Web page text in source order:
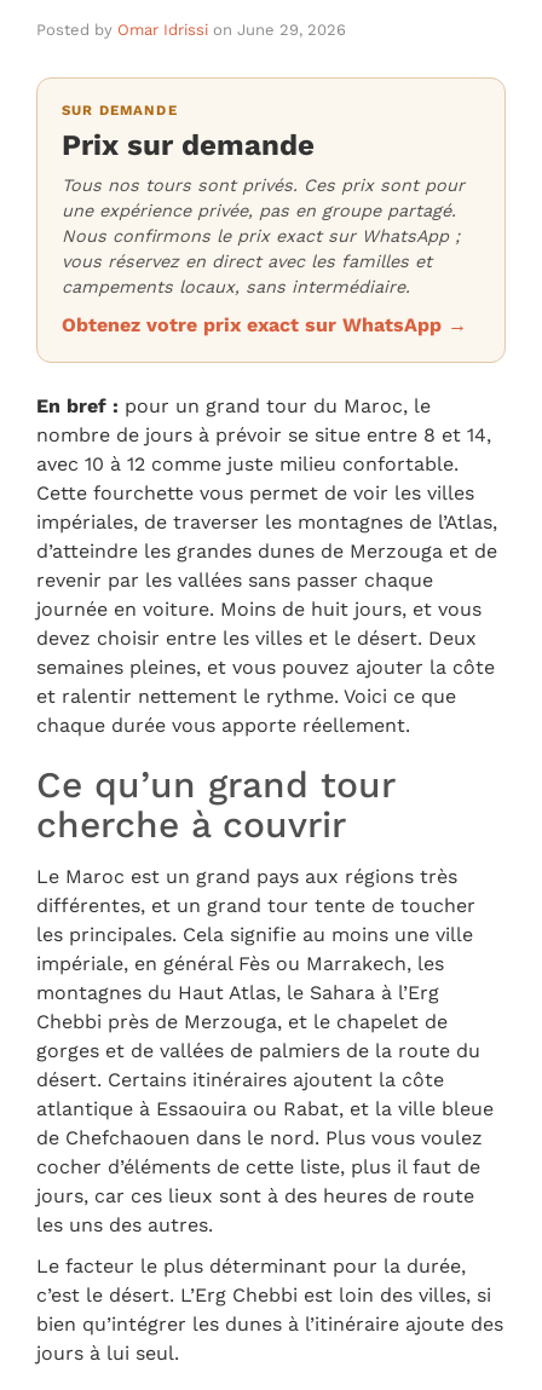
Posted by Omar Idrissi on June 29, 2026
SUR DEMANDE
Prix sur demande
Tous nos tours sont privés. Ces prix sont pour
une expérience privée, pas en groupe partagé.
Nous confirmons le prix exact sur WhatsApp ;
vous réservez en direct avec les familles et
campements locaux, sans intermédiaire.
Obtenez votre prix exact sur WhatsApp →
En bref : pour un grand tour du Maroc, le
nombre de jours à prévoir se situe entre 8 et 14,
avec 10 à 12 comme juste milieu confortable.
Cette fourchette vous permet de voir les villes
impériales, de traverser les montagnes de l’Atlas,
d’atteindre les grandes dunes de Merzouga et de
revenir par les vallées sans passer chaque
journée en voiture. Moins de huit jours, et vous
devez choisir entre les villes et le désert. Deux
semaines pleines, et vous pouvez ajouter la côte
et ralentir nettement le rythme. Voici ce que
chaque durée vous apporte réellement.
Ce qu’un grand tour
cherche à couvrir
Le Maroc est un grand pays aux régions très
différentes, et un grand tour tente de toucher
les principales. Cela signifie au moins une ville
impériale, en général Fès ou Marrakech, les
montagnes du Haut Atlas, le Sahara à l’Erg
Chebbi près de Merzouga, et le chapelet de
gorges et de vallées de palmiers de la route du
désert. Certains itinéraires ajoutent la côte
atlantique à Essaouira ou Rabat, et la ville bleue
de Chefchaouen dans le nord. Plus vous voulez
cocher d’éléments de cette liste, plus il faut de
jours, car ces lieux sont à des heures de route
les uns des autres.
Le facteur le plus déterminant pour la durée,
c’est le désert. L’Erg Chebbi est loin des villes, si
bien qu’intégrer les dunes à l’itinéraire ajoute des
jours à lui seul.